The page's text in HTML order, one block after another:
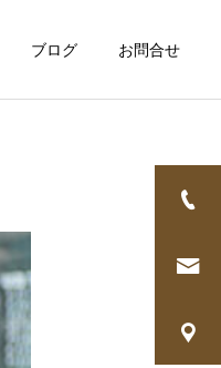
ブログ お問合せ
痩せたら人生は変わる？実